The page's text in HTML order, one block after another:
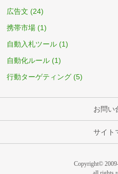
広告文 (24)
携帯市場 (1)
自動入札ツール (1)
自動化ルール (1)
行動ターゲティング (5)
お問い
サイト
Copyright©